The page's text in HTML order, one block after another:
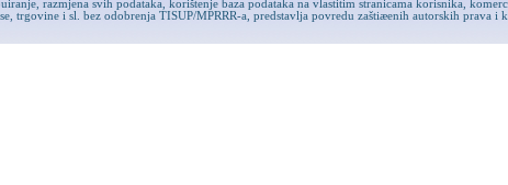
razmjena svih podataka, korištenje baza podataka na vlastitim stranicama korisnika,
trgovine i sl. bez odobrenja TISUP/MPRRR-a, predstavlja povredu zaštiæenih autorskih prava i